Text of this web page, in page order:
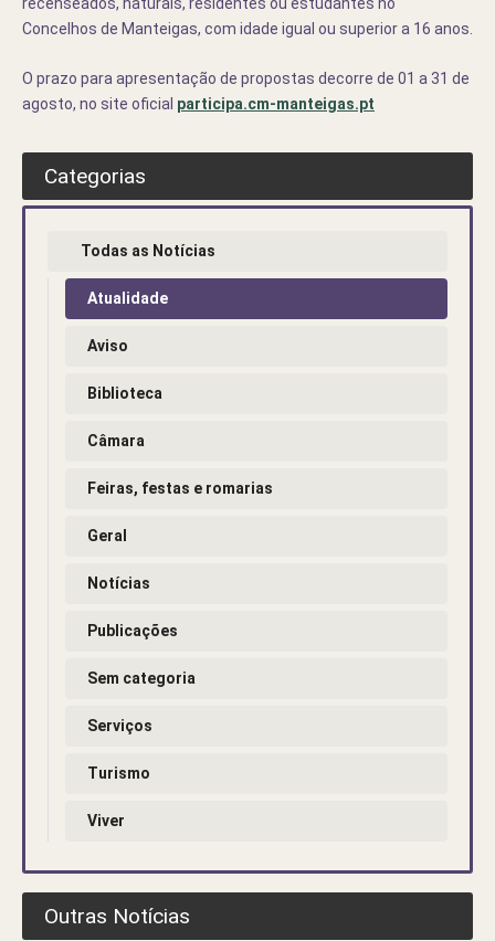
Concelhos de Manteigas, com idade igual ou superior a 16 anos.
O prazo para apresentação de propostas decorre de 01 a 31 de
agosto, no site oficial participa.cm-manteigas.pt
Categorias
Todas as Notícias
Atualidade
Aviso
Biblioteca
Câmara
Feiras, festas e romarias
Geral
Notícias
Publicações
Sem categoria
Serviços
Turismo
Viver
Outras Notícias